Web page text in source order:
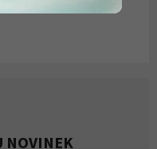
NOVINEK